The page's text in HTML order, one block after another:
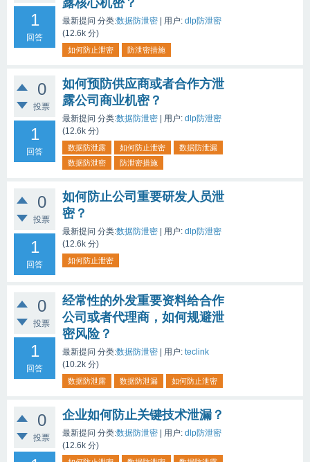
1
回答
露核心机密？
最新提问 分类:数据防泄密 用户: dlp防泄密
(12.6k 分)
如何防止泄密 防泄密措施
0
投票
1
回答
如何预防供应商或者合作方泄
露公司商业机密？
最新提问 分类:数据防泄密 用户: dlp防泄密
(12.6k 分)
数据防泄露 如何防止泄密
数据防泄漏
数据防泄密
防泄密措施
0
投票
1
回答
如何防止公司重要研发人员泄
密？
最新提问 分类:数据防泄密 用户: dlp防泄密
(12.6k 分)
如何防止泄密
0
投票
1
回答
经常性的外发重要资料给合作
公司或者代理商，如何规避泄
密风险？
最新提问 分类:数据防泄密 用户: teclink
(10.2k 分)
数据防泄露 数据防泄漏 如何防止泄密
0
投票
企业如何防止关键技术泄漏？
最新提问 分类:数据防泄密 用户: dlp防泄密
(12.6k 分)